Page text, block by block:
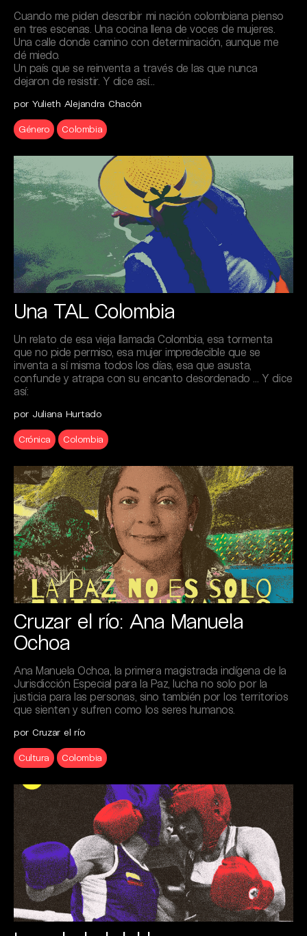
Cuando me piden describir mi nación colombiana pienso
en tres escenas. Una cocina llena de voces de mujeres.
Una calle donde camino con determinación, aunque me
dé miedo.
Un país que se reinventa a través de las que nunca
dejaron de resistir. Y dice así…
por Yulieth Alejandra Chacón
Género Colombia
Una TAL Colombia
Un relato de esa vieja llamada Colombia, esa tormenta
que no pide permiso, esa mujer impredecible que se
inventa a sí misma todos los días, esa que asusta,
confunde y atrapa con su encanto desordenado … Y dice
así:
por Juliana Hurtado
Crónica Colombia
Cruzar el río: Ana Manuela
Ochoa
Ana Manuela Ochoa, la primera magistrada indígena de la
Jurisdicción Especial para la Paz, lucha no solo por la
justicia para las personas, sino también por los territorios
que sienten y sufren como los seres humanos.
por Cruzar el río
Cultura Colombia